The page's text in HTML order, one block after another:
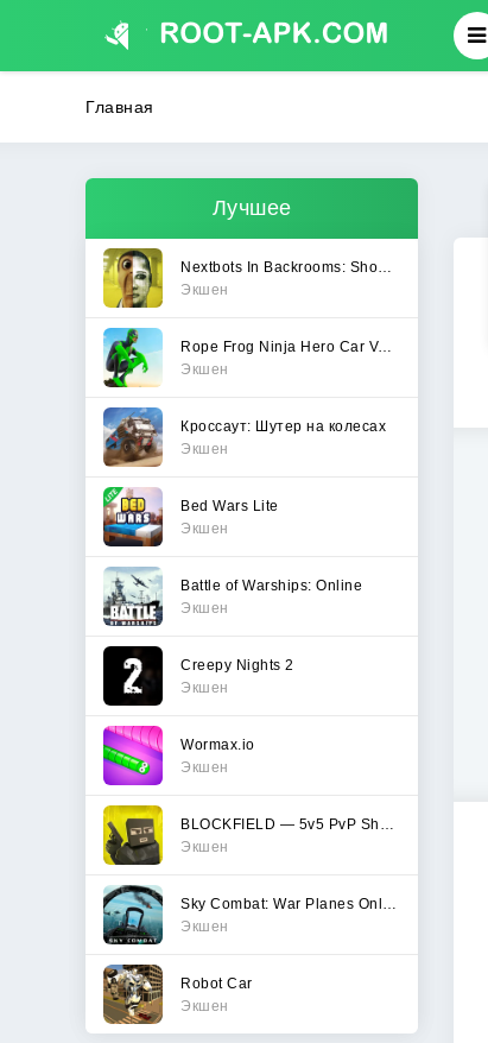
Главная
Лучшее
Экшен
Rope Frog Ninja Hero Car Vegas
Экшен
Кроссаут: Шутер на колесах
Экшен
Bed Wars Lite
Экшен
Battle of Warships: Online
Экшен
Creepy Nights 2
Экшен
Wormax.io
Экшен
Экшен
Экшен
Robot Car
Экшен